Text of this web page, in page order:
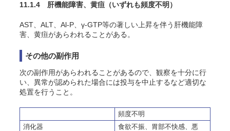
11.1.4 肝機能障害、黄疸 （いずれも頻度不明）
AST、ALT、Al-P、γ-GTP等の著しい上昇を伴う肝機能障
害、黄疸があらわれることがある。
その他の副作用
次の副作用があらわれることがあるので、観察を十分に行
い、異常が認められた場合には投与を中止するなど適切な
処置を行うこと。
頻度不明
消化器
食欲不振、胃部不快感、悪